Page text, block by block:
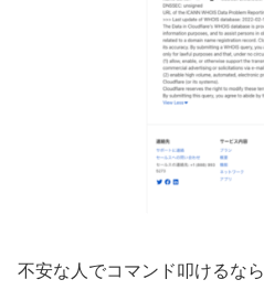
不安な人でコマンド叩けるなら